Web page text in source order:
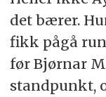
det bærer.
fikk pågå
før Bjørnar
standpunkt,